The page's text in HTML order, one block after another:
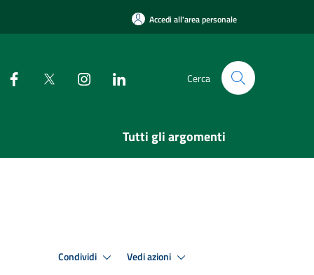
Accedi all'area personale
Cerca
Tutti gli argomenti
Condividi Vedi azioni